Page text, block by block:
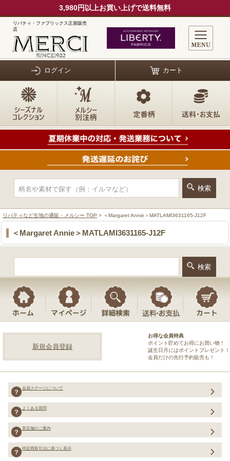
3,980円以上お買い上げで送料無料
リバティ・ファブリックス正規販売
店
ログイン カート
リバティなど生地の通販・メルシー TOP > ＜Margaret Annie＞MATLAMI3631165-J12F
＜Margaret Annie＞MATLAMI3631165-J12F
新規会員登録
お得な会員特典
ポイント貯めてお得にお買い物！
誕生日月にはポイントプレゼント！
会員だけの先行予約販売も！
会員ステージについて
よくある質問
実店舗のご案内
特定商取引法に基づく表示